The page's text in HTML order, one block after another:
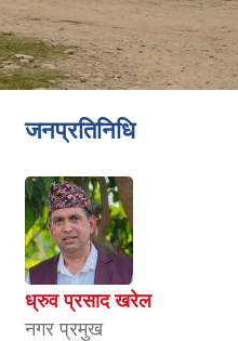
जनप्रतिनिधि
ध्रुव प्रसाद खरेल
नगर प्रमुख